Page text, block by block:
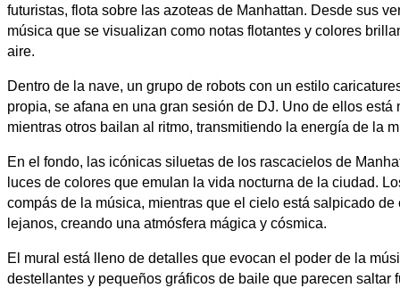
futuristas, flota sobre las azoteas de Manhattan. Desde sus
música que se visualizan como notas flotantes y colores
aire.
Dentro de la nave, un grupo de robots con un estilo
propia, se afana en una gran sesión de DJ. Uno de ellos
mientras otros bailan al ritmo, transmitiendo la energía de la
En el fondo, las icónicas siluetas de los rascacielos de
luces de colores que emulan la vida nocturna de la ciudad.
compás de la música, mientras que el cielo está salpicado
lejanos, creando una atmósfera mágica y cósmica.
El mural está lleno de detalles que evocan el poder de la
destellantes y pequeños gráficos de baile que parecen saltar